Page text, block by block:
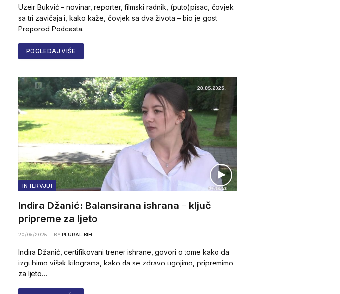
Uzeir Bukvić – novinar, reporter, filmski radnik, (puto)pisac, čovjek
sa tri zavičaja i, kako kaže, čovjek sa dva života – bio je gost
Preporod Podcasta.
POGLEDAJ VIŠE
INTERVJUI
Indira Džanić: Balansirana ishrana – ključ
pripreme za ljeto
20/05/2025 BY PLURAL BIH
Indira Džanić, certifikovani trener ishrane, govori o tome kako da
izgubimo višak kilograma, kako da se zdravo ugojimo, pripremimo
za ljeto…